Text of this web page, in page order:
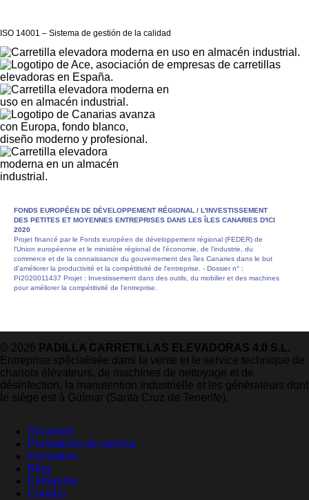
ISO 14001 – Sistema de gestión de la calidad
FONDS EUROPÉEN DE DÉVELOPPEMENT RÉGIONAL / L'INVESTISSEMENT
DES PETITES ET MOYENNES ENTREPRISES DANS LES ÎLES CANARIES D'ICI
2020
Projet financé par le Fonds européen de développement régional (FEDER) de
l'Union européenne et le ministère régional de l'économie, de l'industrie, du
commerce et de la connaissance du gouvernement des îles Canaries dans le but
d'améliorer la productivité et la compétitivité de l'entreprise. - Dossier n° :
PI2020011437 Projet : Investissement dans des outils, du mobilier et des machines
pour améliorer la compétitivité de l'entreprise.
© 2026 PADILLA CARRETILLAS ELEVADORAS 4.0 S.L.
Entreprise spécialisée dans la vente et le service technique de
chariots élévateurs, de machines de nettoyage et de
désinfection, la manutention industrielle et les générateurs dont
le siège est à Güímar (Santa Cruz de Tenerife).
Occasion
Prestations de service
Formation
Blog
Entreprise
Contact